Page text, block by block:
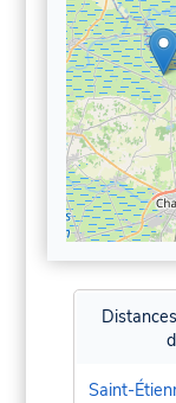
Saint-